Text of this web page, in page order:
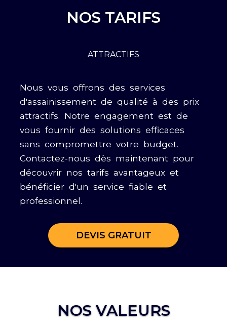
NOS TARIFS
ATTRACTIFS
Nous vous offrons des services
d'assainissement de qualité à des prix
attractifs. Notre engagement est de
vous fournir des solutions efficaces
sans compromettre votre budget.
Contactez-nous dès maintenant pour
découvrir nos tarifs avantageux et
bénéficier d'un service fiable et
professionnel.
DEVIS GRATUIT
NOS VALEURS